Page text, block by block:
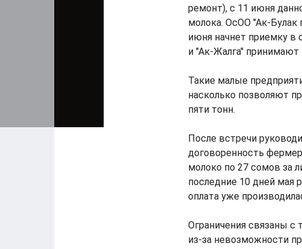
ремонт), с 11 июня
молока. ОсОО "Ак-Булак
июня начнет приемку в
и "Ак-Жалга" принимают
Такие малые
насколько позволяют
пяти тонн.
После встречи
договоренность
молоко по 27 сомов за
последние 10 дней мая
оплата уже
Ограничения связаны
из-за невозможности